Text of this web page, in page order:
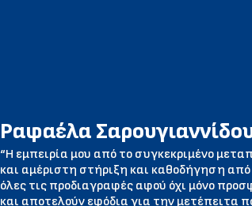
Ραφαέλα
“Η εμπειρία μου από το συγκεκριμένο
και αμέριστη στήριξη και καθοδήγηση
όλες τις προδιαγραφές αφού όχι μόνο
και αποτελούν εφόδια για την μετέπειτα